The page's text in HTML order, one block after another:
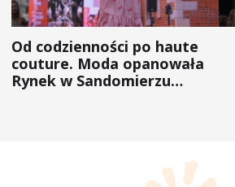
Od codzienności po haute
couture. Moda opanowała
Rynek w Sandomierzu